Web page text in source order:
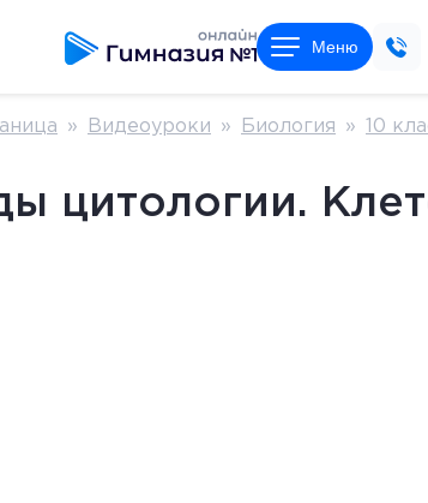
Меню
» Видеоуроки » Биология » 10
цитологии.